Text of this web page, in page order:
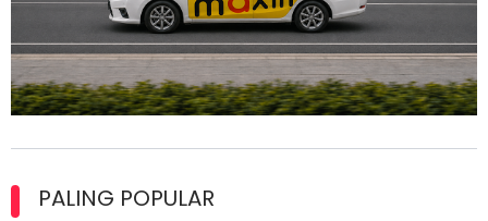
lesen separuh pertama 2026
PALING POPULAR